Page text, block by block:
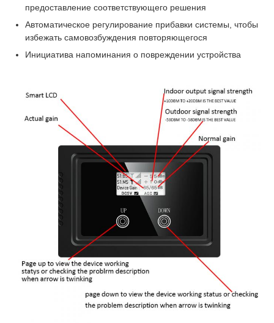
предоставление соответствующего решения
Автоматическое регулирование прибавки системы, чтобы
избежать самовозбуждения повторяющегося
Инициатива напоминания о повреждении устройства